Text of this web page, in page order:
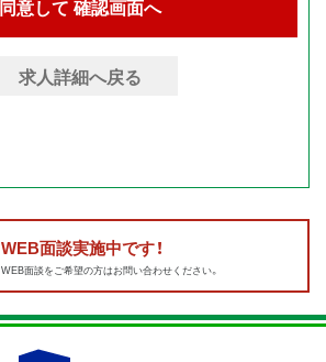
求人詳細へ戻る
WEB面談実施中です！
WEB面談をご希望の方はお問い合わせください。